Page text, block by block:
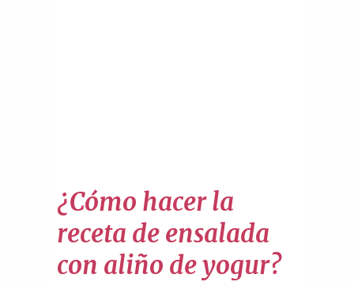
¿Cómo hacer la
receta de ensalada
con aliño de yogur?